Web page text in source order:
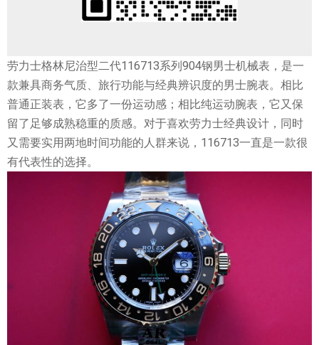
劳力士格林尼治型二代116713系列904钢男士机械表，是一
款兼具商务气质、旅行功能与经典辨识度的男士腕表。相比
普通正装表，它多了一份运动感；相比纯运动腕表，它又保
留了足够成熟稳重的质感。对于喜欢劳力士经典设计，同时
又需要实用两地时间功能的人群来说，116713一直是一款很
有代表性的选择。